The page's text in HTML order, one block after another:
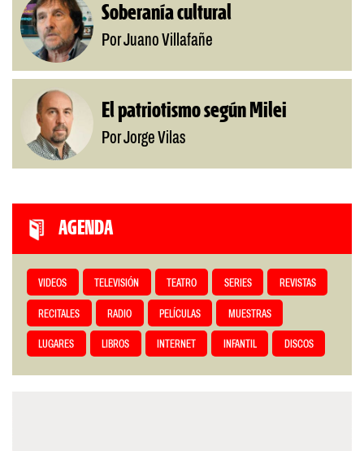
Soberanía cultural
Por Juano Villafañe
El patriotismo según Milei
Por Jorge Vilas
AGENDA
VIDEOS TELEVISIÓN TEATRO SERIES REVISTAS
RECITALES RADIO PELÍCULAS MUESTRAS
LUGARES LIBROS INTERNET INFANTIL DISCOS